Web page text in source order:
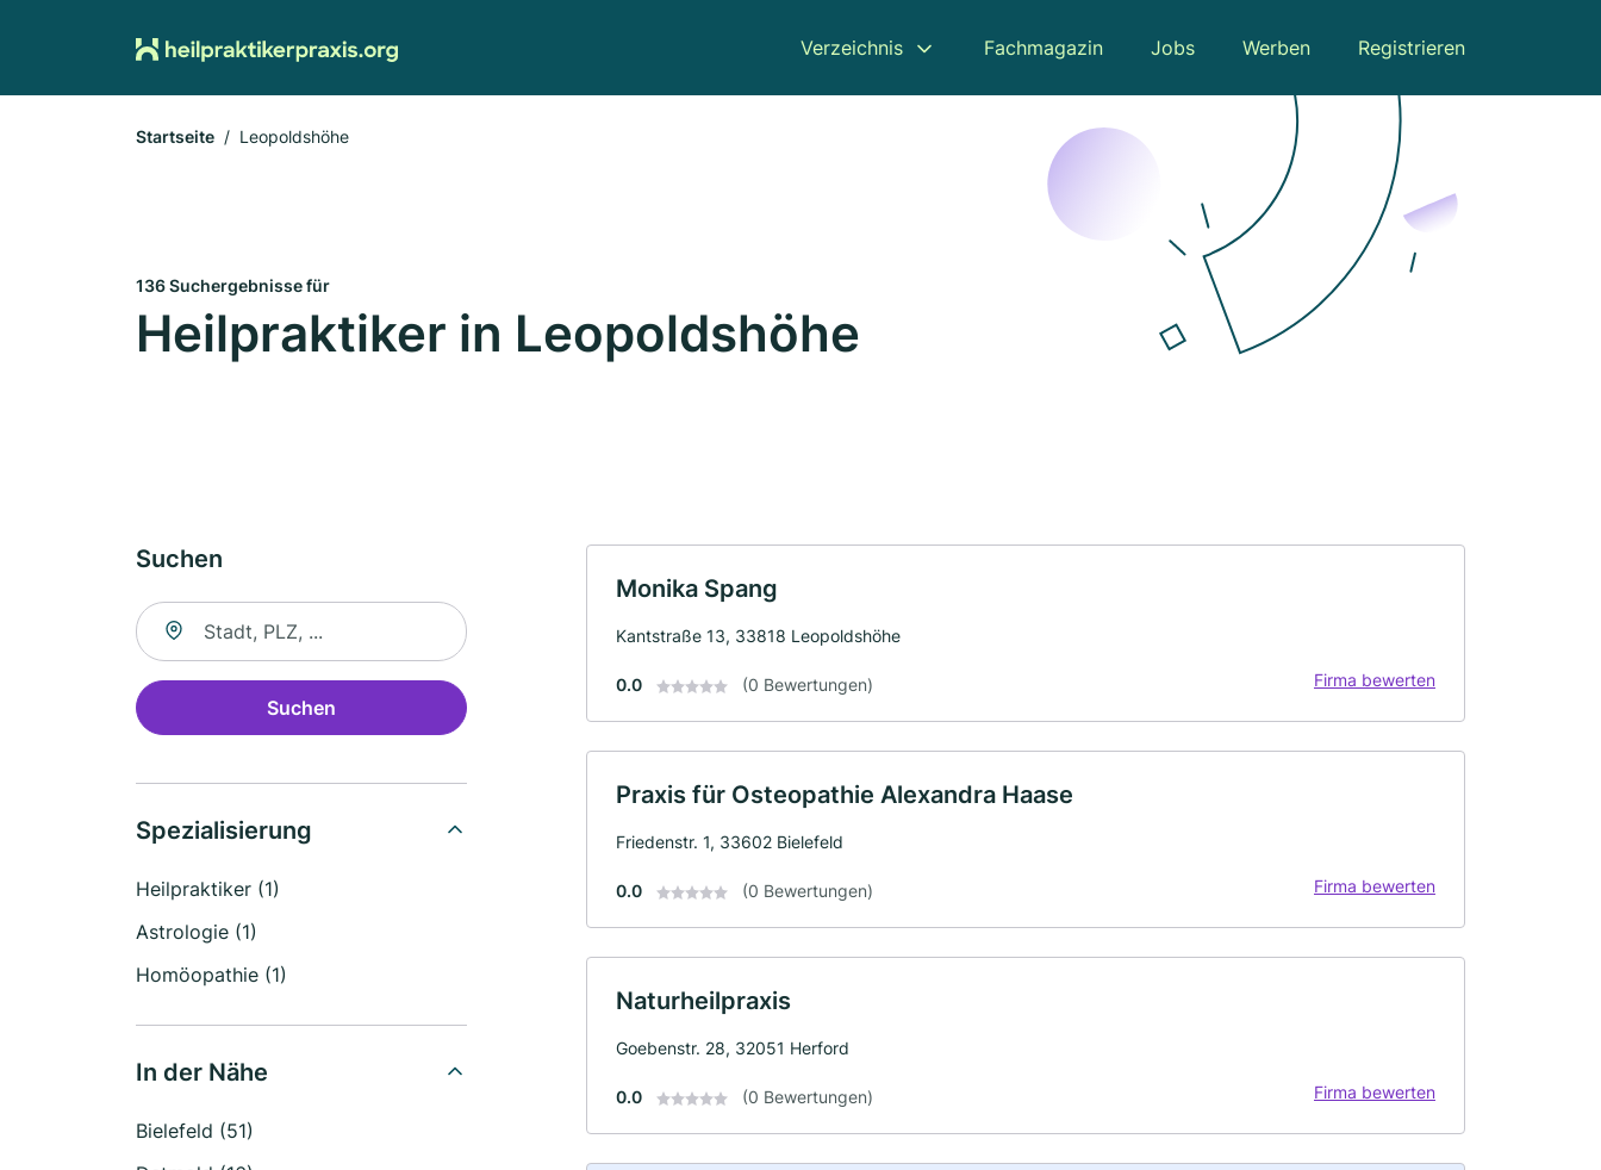
Verzeichnis Fachmagazin Jobs Werben Registrieren
Startseite Leopoldshöhe
136 Suchergebnisse für
Heilpraktiker in Leopoldshöhe
Suchen
Suche nach Ort
Suchen
Spezialisierung
Heilpraktiker (1)
Astrologie (1)
Homöopathie (1)
In der Nähe
Bielefeld (51)
Monika Spang
Kantstraße 13, 33818 Leopoldshöhe
0.0 (0 Bewertungen) Firma bewerten
Praxis für Osteopathie Alexandra Haase
Friedenstr. 1, 33602 Bielefeld
0.0 (0 Bewertungen) Firma bewerten
Naturheilpraxis
Goebenstr. 28, 32051 Herford
0.0 (0 Bewertungen) Firma bewerten